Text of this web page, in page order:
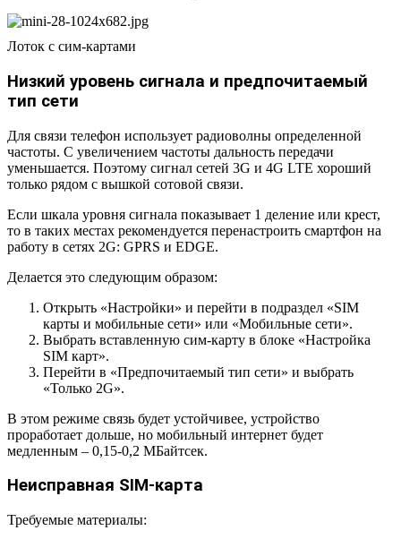
Лоток с сим-картами
Низкий уровень сигнала и предпочитаемый
тип сети
Для связи телефон использует радиоволны определенной
частоты. С увеличением частоты дальность передачи
уменьшается. Поэтому сигнал сетей 3G и 4G LTE хороший
только рядом с вышкой сотовой связи.
Если шкала уровня сигнала показывает 1 деление или крест,
то в таких местах рекомендуется перенастроить смартфон на
работу в сетях 2G: GPRS и EDGE.
Делается это следующим образом:
Открыть «Настройки» и перейти в подраздел «SIM
карты и мобильные сети» или «Мобильные сети».
Выбрать вставленную сим-карту в блоке «Настройка
SIM карт».
Перейти в «Предпочитаемый тип сети» и выбрать
«Только 2G».
В этом режиме связь будет устойчивее, устройство
проработает дольше, но мобильный интернет будет
медленным – 0,15-0,2 МБайтсек.
Неисправная SIM-карта
Требуемые материалы: